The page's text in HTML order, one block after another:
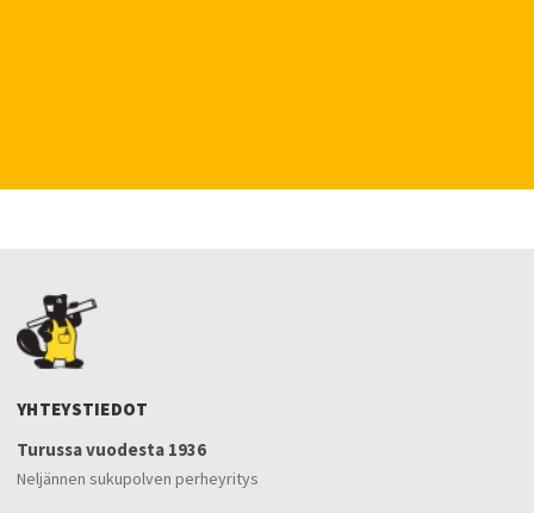
YHTEYSTIEDOT
Turussa vuodesta 1936
Neljännen sukupolven perheyritys